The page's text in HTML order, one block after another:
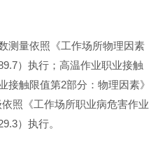
测量依照《工作场所物理因素
）执行；高温作业职业接触
接触限值第2部分：物理因素》
照《工作场所职业病危害作业
）执行。